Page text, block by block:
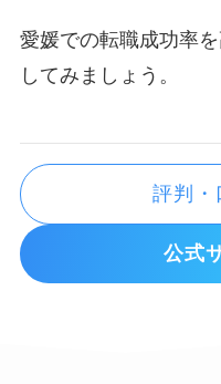
愛媛での転職成功率
してみましょう。
評判・
公式